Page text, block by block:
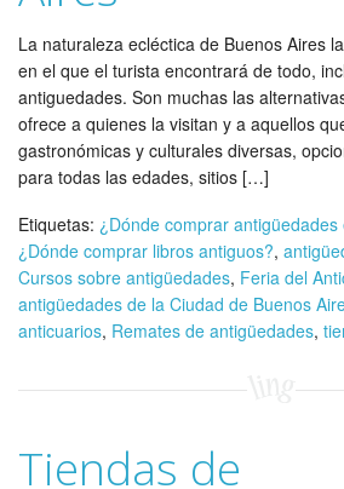
La naturaleza ecléctica de Buenos Aires
en el que el turista encontrará de todo,
antiguedades. Son muchas las
ofrece a quienes la visitan y a aquellos
gastronómicas y culturales diversas,
para todas las edades, sitios […]
Etiquetas: ¿Dónde comprar antigüedades
¿Dónde comprar libros antiguos?,
Cursos sobre antigüedades, Feria del
antigüedades de la Ciudad de Buenos
anticuarios, Remates de antigüedades,
Tiendas de